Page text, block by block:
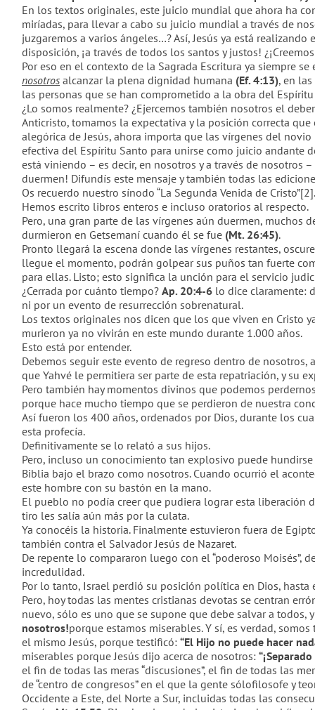
En los textos originales, este juicio mundial que ahora ha
miríadas, para llevar a cabo su juicio mundial a través de
juzgaremos a varios ángeles…?Así, Jesús ya está
disposición, ¡a través de todos los santos y justos! ¿¡
Por eso en el contexto de la Sagrada Escritura ya siempre
nosotros alcanzar la plena dignidad humana (Ef. 4:13), en
las personas que se han comprometido a la obra del
¿Lo somos realmente? ¿Ejercemos también nosotros el
Anticristo, tomamos la expectativa y la posición correcta
alegórica de Jesús, ahora importa que las vírgenes del
efectiva del Espíritu Santo para unirse como juicio andante
está viniendo – es decir, en nosotros ya través de nosotros –
duermen! Difundís este mensaje y también todas las
Os recuerdo nuestro sínodo “La Segunda Venida de Cristo”[2]
Hemos escrito libros enteros e incluso oratorios al respecto.
Pero, una gran parte de las vírgenes aún duermen, muchos
durmieron en Getsemaní cuando él se fue (Mt. 26:45).
Pronto llegará la escena donde las vírgenes restantes,
llegue el momento, podrán golpear sus puños tan fuerte
para ellas. Listo; esto significa la unción para el servicio
¿Cerrada por cuánto tiempo? Ap. 20:4-6 lo dice claramente:
ni por un evento de resurrección sobrenatural.
Los textos originales nos dicen que los que viven en Cristo
murieron ya no vivirán en este mundo durante 1.000 años.
Esto está porentender.
Debemos seguir este evento de regreso dentro de
que Yahvé le permitiera ser parte de esta repatriación, y su
Pero también hay momentos divinos que podemos
porque hace mucho tiempo que se perdieron de nuestra
Así fueron los 400 años, ordenados por Dios, durante los
esta profecía.
Definitivamente se lo relató a sus hijos.
Pero, incluso un conocimiento tan explosivo puede
Biblia bajo el brazo como nosotros. Cuando ocurrió el
este hombre con su bastón en la mano.
El pueblo no podía creer que pudiera lograr esta liberación
tiro les salía aún más por la culata.
Ya conocéis la historia. Finalmente estuvieron fuera de
también contra el Salvador Jesús de Nazaret.
De repente lo compararon luego con el “poderoso Moisés”,
incredulidad.
Por lo tanto, Israel perdió su posición política en Dios, hasta
Pero, hoy todas las mentes cristianas devotas se centran
nuevo, sólo es uno que se supone que debe salvar a todos,
nosotros!porque estamos miserables. Y sí, es verdad,
el mismo Jesús, porque testificó: “El Hijo no puede hacer
miserables porque Jesús dijo acerca de nosotros:
el fin de todas las meras “discusiones”, el fin de todas las
de “centro de congresos” en el que la gente sólofilosofe y
Occidente a Este, del Norte a Sur, incluidas todas las